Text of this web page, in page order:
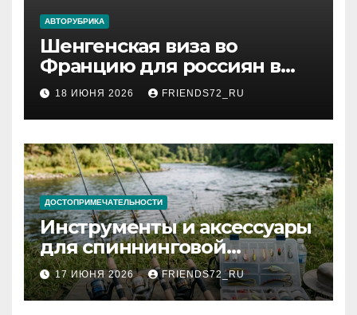
АВТОРУБРИКА
Шенгенская виза во
Францию для россиян в
2026 году: сроки от 3 дней
и список необходимых
документов
18 ИЮНЯ 2026 FRIENDS72_RU
ДОСТОПРИМЕЧАТЕЛЬНОСТИ
Инструменты и аксессуары
для спиннинговой
рыбалки: назначение и
типы
17 ИЮНЯ 2026 FRIENDS72_RU